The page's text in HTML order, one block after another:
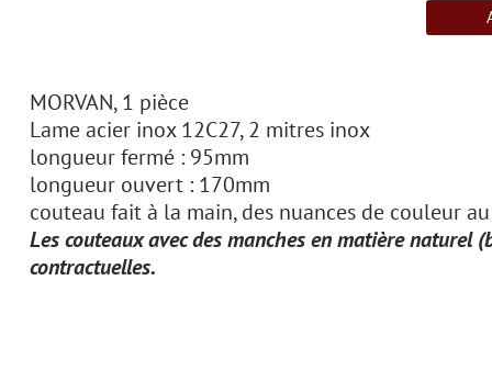
MORVAN, 1 pièce
Lame acier inox 12C27, 2 mitres inox
longueur fermé : 95mm
longueur ouvert : 170mm
couteau fait à la main, des nuances de couleur
Les couteaux avec des manches en matière naturel
contractuelles.